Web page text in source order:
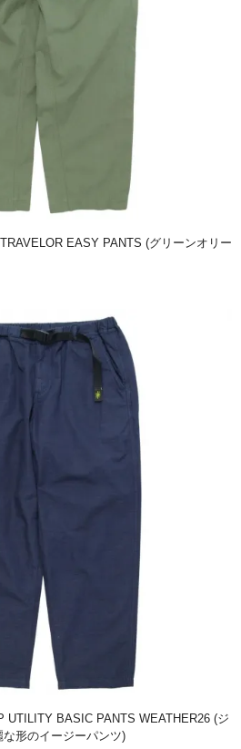
EASY PANTS (グリーンオリー
UTILITY BASIC PANTS WEATHER26 (ジ
形のイージーパンツ)